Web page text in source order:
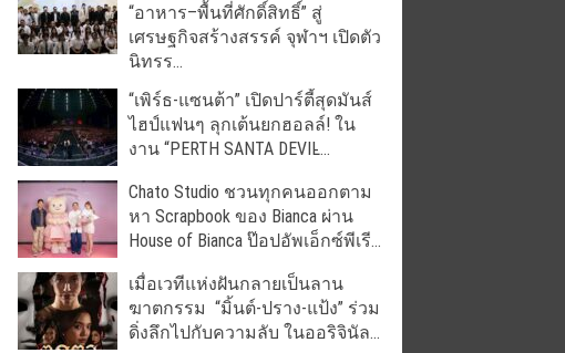
“อาหาร–พื้นที่ศักดิ์สิทธิ์” สู่
เศรษฐกิจสร้างสรรค์ จุฬาฯ เปิดตัว
นิทรร...
“เพิร์ธ-แซนต้า” เปิดปาร์ตี้สุดมันส์
ไฮป์แฟนๆ ลุกเต้นยกฮอลล์! ใน
งาน “PERTH SANTA DEVIL̵...
Chato Studio ชวนทุกคนออกตาม
หา Scrapbook ของ Bianca ผ่าน
House of Bianca ป๊อปอัพเอ็กซ์พีเรี...
เมื่อเวทีแห่งฝันกลายเป็นลาน
ฆาตกรรม “มิ้นต์-ปราง-แป้ง” ร่วม
ดิ่งลึกไปกับความลับ ในออริจินัล...